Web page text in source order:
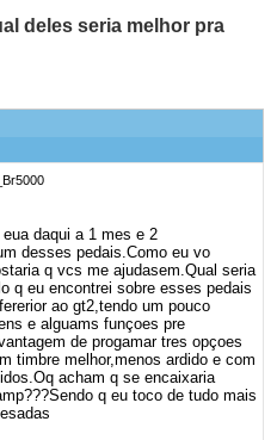
deles seria melhor pra
daqui a 1 mes e 2
desses pedais.Como eu vo
q vcs me ajudasem.Qual seria
q eu encontrei sobre esses pedais
ao gt2,tendo um pouco
e alguams funçoes pre
de progamar tres opçoes
timbre melhor,menos ardido e com
acham q se encaixaria
q eu toco de tudo mais